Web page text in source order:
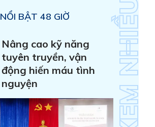
NỔI BẬT 48 GIỜ
Nâng cao kỹ năng
tuyên truyền, vận
động hiến máu tình
nguyện